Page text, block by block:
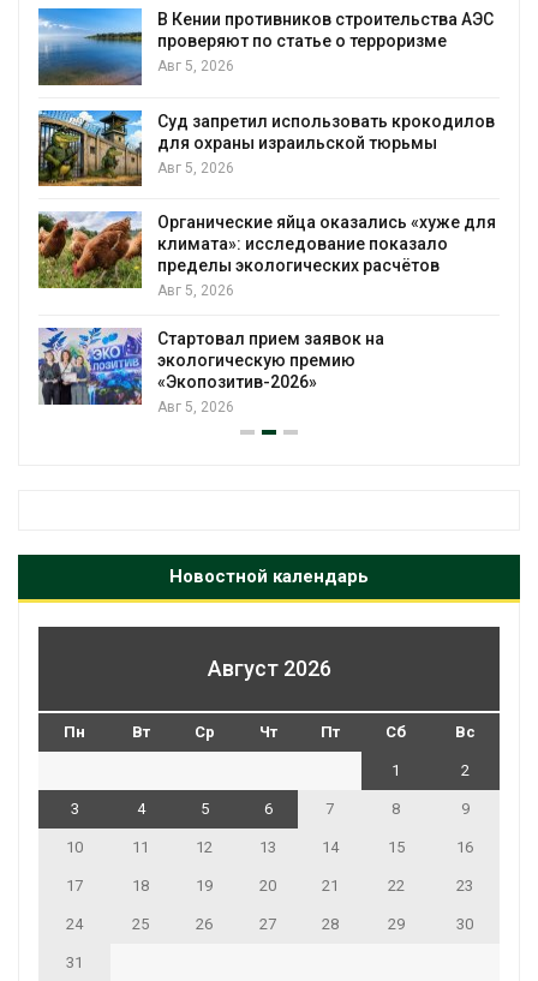
В Кении противников строительства АЭС
проверяют по статье о терроризме
Авг 5, 2026
Суд запретил использовать крокодилов
для охраны израильской тюрьмы
Авг 5, 2026
Органические яйца оказались «хуже для
климата»: исследование показало
пределы экологических расчётов
Авг 5, 2026
Стартовал прием заявок на
экологическую премию
«Экопозитив-2026»
Авг 5, 2026
Новостной календарь
Август 2026
Пн Вт Ср Чт Пт Сб Вс
1 2
3 4 5 6 7 8 9
10 11 12 13 14 15 16
17 18 19 20 21 22 23
24 25 26 27 28 29 30
31